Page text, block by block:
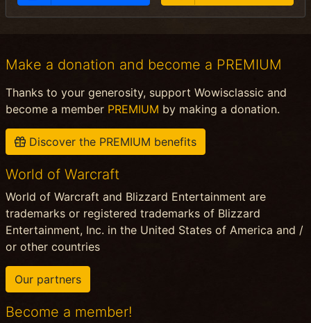
Make a donation and become a PREMIUM
Thanks to your generosity, support Wowisclassic and
become a member PREMIUM by making a donation.
Discover the PREMIUM benefits
World of Warcraft
World of Warcraft and Blizzard Entertainment are
trademarks or registered trademarks of Blizzard
Entertainment, Inc. in the United States of America and /
or other countries
Our partners
Become a member!